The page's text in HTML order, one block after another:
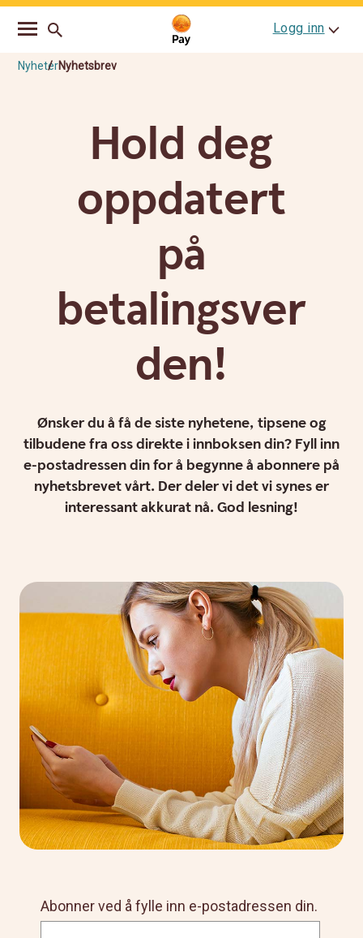
Go
navigation
Skip
Logg inn
NyheterNyhetsbrev
Hold deg
oppdatert
på
betalingsver
den!
Ønsker du å få de siste nyhetene, tipsene og
tilbudene fra oss direkte i innboksen din? Fyll inn
e-postadressen din for å begynne å abonnere på
nyhetsbrevet vårt. Der deler vi det vi synes er
interessant akkurat nå. God lesning!
Abonner ved å fylle inn e-postadressen din.